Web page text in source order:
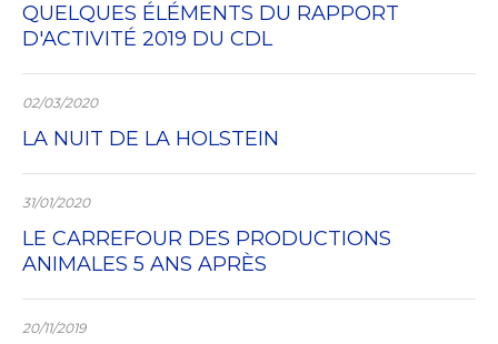
QUELQUES ÉLÉMENTS DU RAPPORT
D'ACTIVITÉ 2019 DU CDL
02/03/2020
LA NUIT DE LA HOLSTEIN
31/01/2020
LE CARREFOUR DES PRODUCTIONS
ANIMALES 5 ANS APRÈS
20/11/2019